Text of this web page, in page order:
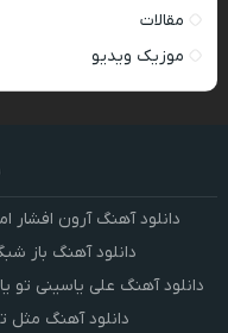
مقالات
موزیک ویدیو
دانلود آهنگ آرون
دانلود آهنگ باز
دانلود آهنگ علی یاسینی تو
دانلود آهنگ